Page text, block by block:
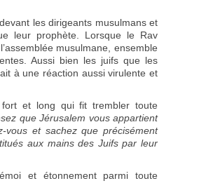
les dirigeants musulmans et
leur prophète. Lorsque le Rav
musulmane, ensemble
Aussi bien les juifs que les
à une réaction aussi virulente et
fort et long qui fit trembler toute
que Jérusalem vous appartient
vous et sachez que précisément
aux mains des Juifs par leur
et étonnement parmi toute